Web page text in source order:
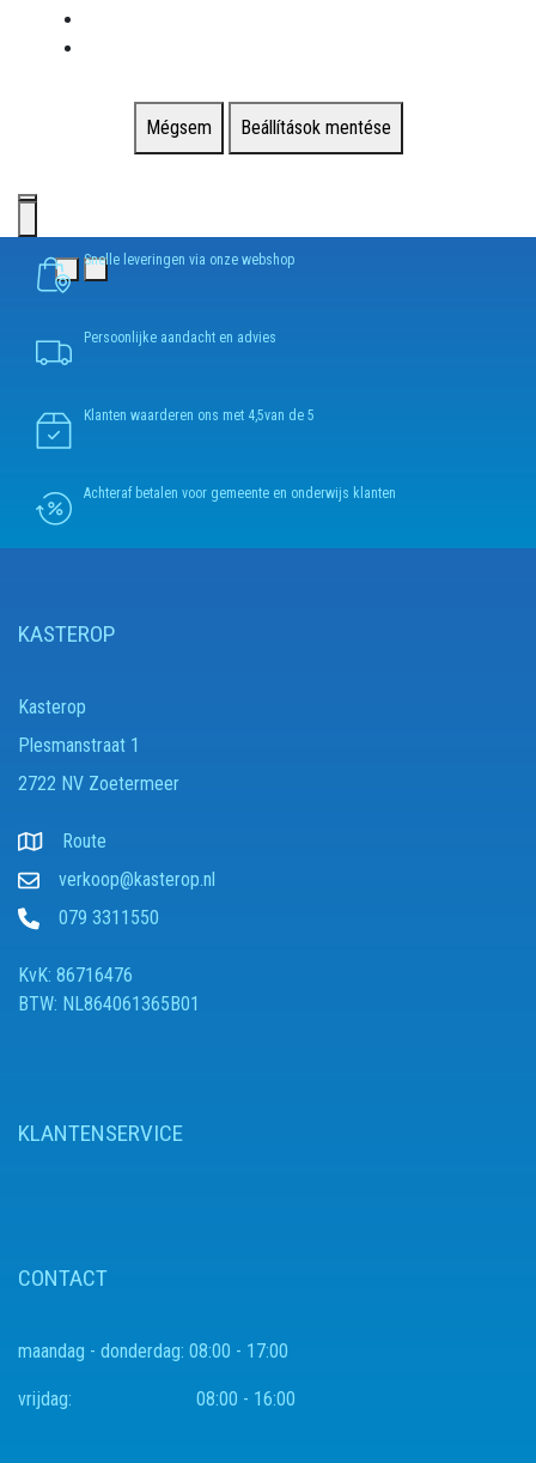
Mégsem Beállítások mentése
Snelle leveringen via onze webshop
Persoonlijke aandacht en advies
Klanten waarderen ons met 4,5van de 5
Achteraf betalen voor gemeente en onderwijs klanten
KASTEROP
Kasterop
Plesmanstraat 1
2722 NV Zoetermeer
Route
verkoop@kasterop.nl
079 3311550
KvK: 86716476
BTW: NL864061365B01
KLANTENSERVICE
CONTACT
maandag - donderdag: 08:00 - 17:00
vrijdag: 08:00 - 16:00